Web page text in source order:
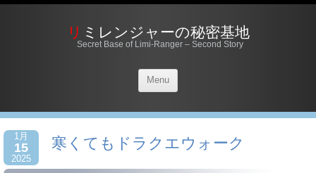
リミレンジャーの秘密基地
Secret Base of Limi-Ranger – Second Story
Menu
1月
15
2025
寒くてもドラクエウォーク